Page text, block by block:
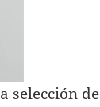
selección de